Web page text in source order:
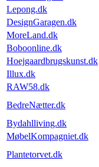
Lepong.dk
DesignGaragen.dk
MoreLand.dk
Boboonline.dk
Hoejgaardbrugskunst.dk
Illux.dk
RAW58.dk
BedreNætter.dk
Bydahlliving.dk
MøbelKompagniet.dk
Plantetorvet.dk